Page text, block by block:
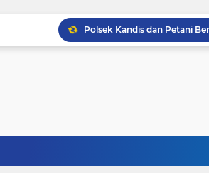
Babinsa Kopda Dedi Irawan
Babinsa Sertu Ridho Utomo